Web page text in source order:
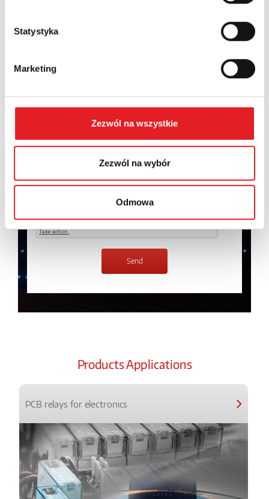
Statystyka
Marketing
Zezwól na wszystkie
Zezwól na wybór
Odmowa
Contents: *
I consent to the processing of my personal data by
personal data in thePrivacy Policy*
*
Products Applications
PCB relays for electronics